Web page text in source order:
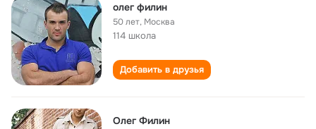
олег филин
50 лет, Москва
114 школа
Добавить в друзья
Олег Филин